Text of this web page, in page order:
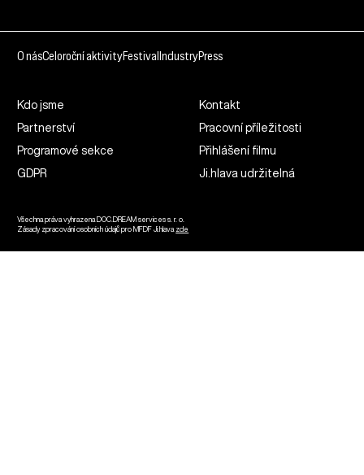
O násCeloroční aktivityFestival IndustryPress
Kdo jsme
Kontakt
Partnerství
Pracovní příležitosti
Programové sekce
Přihlášení filmu
GDPR
Ji.hlava udržitelná
Všechna práva vyhrazena DOC.DREAM services s. r. o.
Zásady zpracování osobních údajů pro MFDF Ji.hlava zde